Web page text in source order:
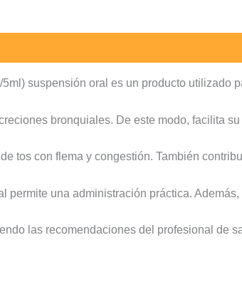
suspensión oral es un producto utilizado
bronquiales. De este modo, facilita
tos con flema y congestión. También
permite una administración práctica.
las recomendaciones del profesional de